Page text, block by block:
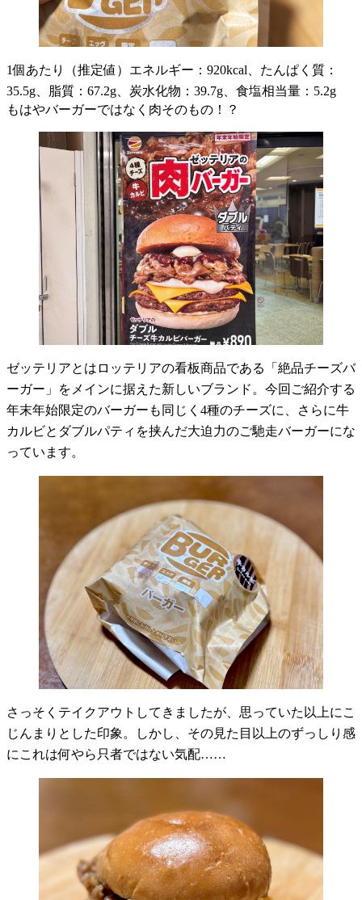
1個あたり（推定値）エネルギー：920kcal、たんぱく質：
35.5g、脂質：67.2g、炭水化物：39.7g、食塩相当量：5.2g
もはやバーガーではなく肉そのもの！？
ゼッテリアとはロッテリアの看板商品である「絶品チーズバ
ーガー」をメインに据えた新しいブランド。今回ご紹介する
年末年始限定のバーガーも同じく4種のチーズに、さらに牛
カルビとダブルパティを挟んだ大迫力のご馳走バーガーにな
っています。
さっそくテイクアウトしてきましたが、思っていた以上にこ
じんまりとした印象。しかし、その見た目以上のずっしり感
にこれは何やら只者ではない気配……